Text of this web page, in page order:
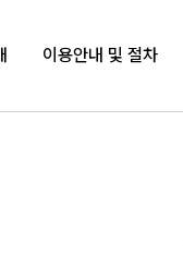
이용안내 및 절차